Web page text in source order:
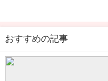
おすすめの記事